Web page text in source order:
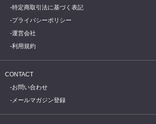
特定商取引法に基づく表記
プライバシーポリシー
運営会社
利用規約
CONTACT
お問い合わせ
メールマガジン登録